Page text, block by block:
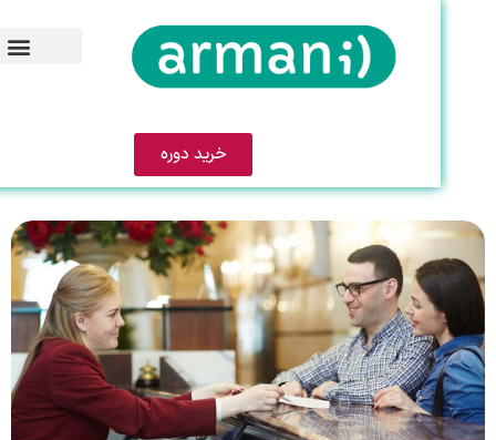
خرید دوره